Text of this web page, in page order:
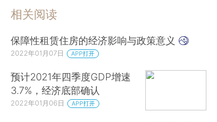
相当多科技企业是起源于某些从一开始就与应用技
术联系密切的学科。
二战以后，科学受到愈加隆重的礼遇，如何理
解科学家的劳动力市场运行也变得更加重要。20世
纪60年代早期发展起来的人力资本理论模型为此提
供了一个框架，与科学有关的第二类经济学研究思
路也随之兴起。第三类研究思路则起源于社会学家
相关阅读
保障性租赁住房的经济影响与政策意义
2022年01月07日 APP打开
预计2021年四季度GDP增速
3.7%，经济底部确认
2022年01月06日 APP打开